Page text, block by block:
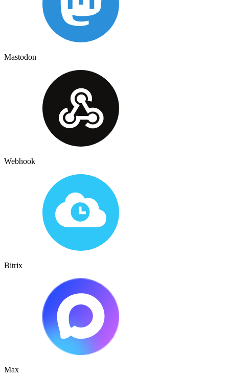
Mastodon
Webhook
Bitrix
Max